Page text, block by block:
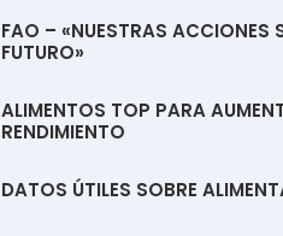
FAO – «NUESTRAS ACCIONES
FUTURO»
ALIMENTOS TOP PARA
RENDIMIENTO
DATOS ÚTILES SOBRE